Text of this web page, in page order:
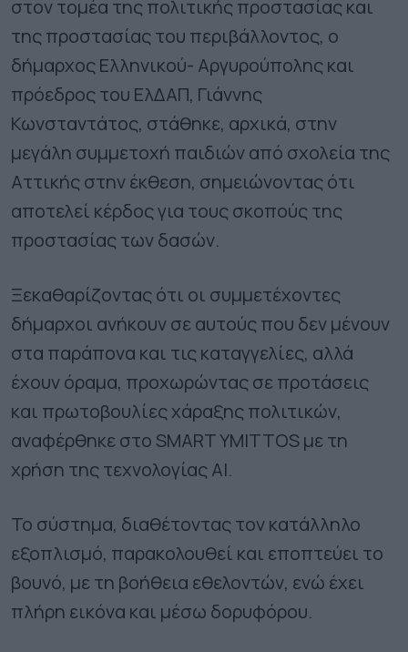
στον τομέα της πολιτικής προστασίας και
της προστασίας του περιβάλλοντος, ο
δήμαρχος Ελληνικού- Αργυρούπολης και
πρόεδρος του ΕλΔΑΠ, Γιάννης
Κωνσταντάτος, στάθηκε, αρχικά, στην
μεγάλη συμμετοχή παιδιών από σχολεία της
Αττικής στην έκθεση, σημειώνοντας ότι
αποτελεί κέρδος για τους σκοπούς της
προστασίας των δασών.
Ξεκαθαρίζοντας ότι οι συμμετέχοντες
δήμαρχοι ανήκουν σε αυτούς που δεν μένουν
στα παράπονα και τις καταγγελίες, αλλά
έχουν όραμα, προχωρώντας σε προτάσεις
και πρωτοβουλίες χάραξης πολιτικών,
αναφέρθηκε στο SMART YMITTOS με τη
χρήση της τεχνολογίας ΑΙ.
Το σύστημα, διαθέτοντας τον κατάλληλο
εξοπλισμό, παρακολουθεί και εποπτεύει το
βουνό, με τη βοήθεια εθελοντών, ενώ έχει
πλήρη εικόνα και μέσω δορυφόρου.